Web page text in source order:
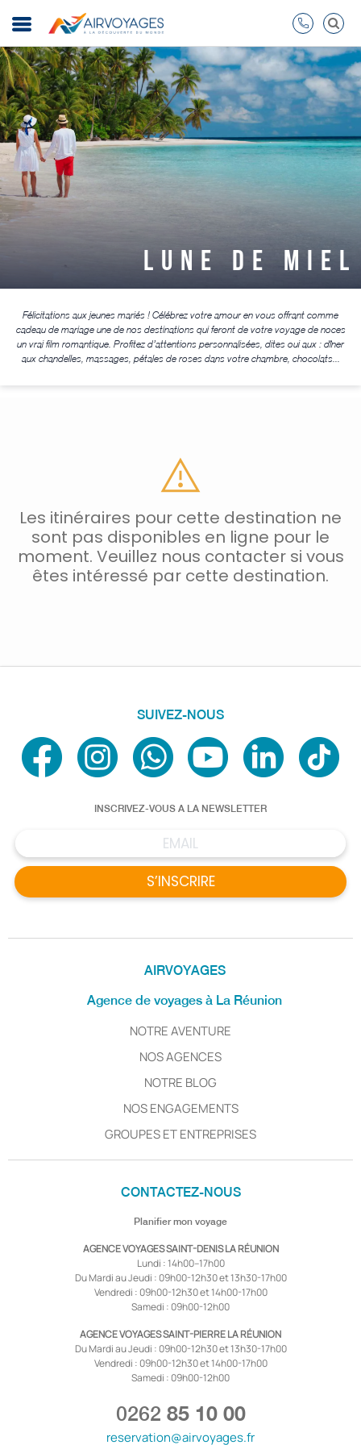
LUNE DE MIEL
Félicitations aux jeunes mariés ! Célébrez votre amour en vous offrant comme
cadeau de mariage une de nos destinations qui feront de votre voyage de noces
un vrai film romantique. Profitez d’attentions personnalisées, dites oui aux : dîner
aux chandelles, massages, pétales de roses dans votre chambre, chocolats...
Les itinéraires pour cette destination ne
sont pas disponibles en ligne pour le
moment. Veuillez nous contacter si vous
êtes intéressé par cette destination.
AIRVOYAGES
Agence de voyages à La Réunion
NOTRE AVENTURE
NOS AGENCES
NOTRE BLOG
NOS ENGAGEMENTS
GROUPES ET ENTREPRISES
SUIVEZ-NOUS
INSCRIVEZ-VOUS A LA NEWSLETTER
S’INSCRIRE
CONTACTEZ-NOUS
Planifier mon voyage
AGENCE VOYAGES SAINT-DENIS LA RÉUNION
Lundi : 14h00–17h00
Du Mardi au Jeudi : 09h00-12h30 et 13h30-17h00
Vendredi : 09h00-12h30 et 14h00-17h00
Samedi : 09h00-12h00
AGENCE VOYAGES SAINT-PIERRE LA RÉUNION
Du Mardi au Jeudi : 09h00-12h30 et 13h30-17h00
Vendredi : 09h00-12h30 et 14h00-17h00
Samedi : 09h00-12h00
0262 85 10 00
reservation@airvoyages.fr